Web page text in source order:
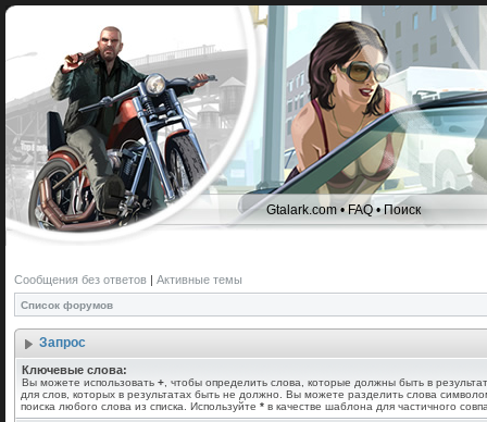
Gtalark.com •FAQ•Поиск
Сообщения без ответов | Активные темы
Список форумов
Запрос
Ключевые слова:
Вы можете использовать + , чтобы определить слова, которые должны быть в
для слов, которых в результатах быть не должно. Вы можете разделить слова
поиска любого слова из списка. Используйте * в качестве шаблона для частичного